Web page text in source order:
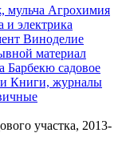
мульча Агрохимия
и электрика
Виноделие
материал
Барбекю садовое
Книги, журналы
участка, 2013-